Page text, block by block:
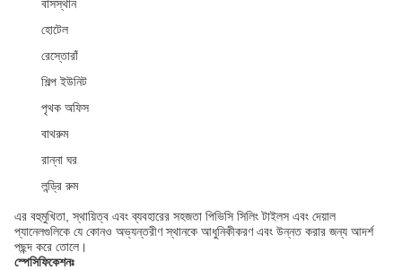
বাসস্থান
হোটেল
রেস্তোরাঁ
শিল্প ইউনিট
পৃথক অফিস
বাথরুম
রান্না ঘর
লন্ড্রি রুম
এর বহুমুখিতা, স্থায়িত্ব এবং ব্যবহারের সহজতা পিভিসি সিলিং টাইলস এবং দেয়াল
প্যানেলগুলিকে যে কোনও অভ্যন্তরীণ স্থানকে আধুনিকীকরণ এবং উন্নত করার জন্য আদর্শ
পছন্দ করে তোলে।
স্পেসিফিকেশনঃ